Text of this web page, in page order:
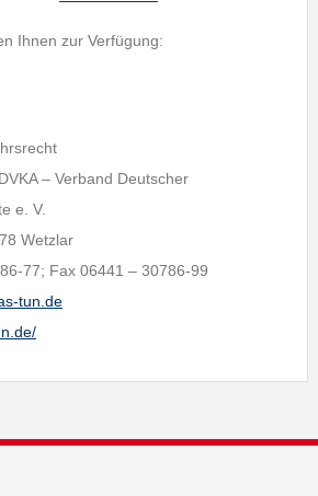
Ihnen zur Verfügung:
– Verband Deutscher
e. V.
Wetzlar
77; Fax 06441 – 30786-99
tun.de